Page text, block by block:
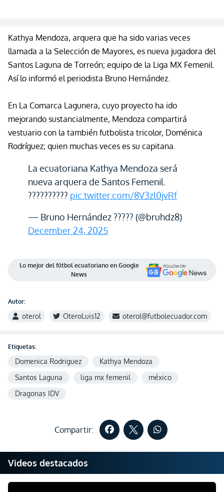
Kathya Mendoza, arquera que ha sido varias veces
llamada a la Selección de Mayores, es nueva jugadora del
Santos Laguna de Torreón; equipo de la Liga MX Femenil.
Así lo informó el periodista Bruno Hernández.
En La Comarca Lagunera, cuyo proyecto ha ido
mejorando sustancialmente, Mendoza compartirá
vestuario con la también futbolista tricolor, Doménica
Rodríguez; quien muchas veces es su capitana.
La ecuatoriana Kathya Mendoza será
nueva arquera de Santos Femenil.
?????????? pic.twitter.com/8V3zl0jvRf
— Bruno Hernández ????? (@bruhdz8)
December 24, 2025
Lo mejor del fútbol ecuatoriano en Google
News
Autor:
oterol OteroLuis12 oterol@futbolecuador.com
Etiquetas:
Domenica Rodriguez
Kathya Mendoza
Santos Laguna
liga mx femenil
méxico
Dragonas IDV
Compartir:
Videos destacados